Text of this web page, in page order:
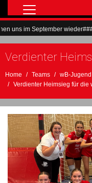
Home
Match Center Live
Verein
ALF
Bilder
LöwenTV
ALF Flyer
wieder### +++
Verdienter
Home Teams wB-
Verdienter Heimsieg für die